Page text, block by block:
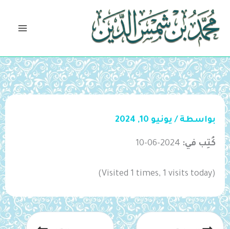
تخطي
المحتوى
بواسطة / يونيو 10, 2024
كُتِب في: 2024-06-10
(Visited 1 times, 1 visits today)